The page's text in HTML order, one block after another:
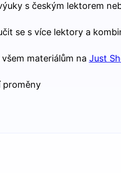
s českým lektorem
se s více lektory a
materiálům na Just
proměny